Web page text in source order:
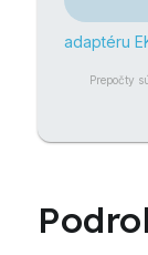
adaptéru
Prepočty